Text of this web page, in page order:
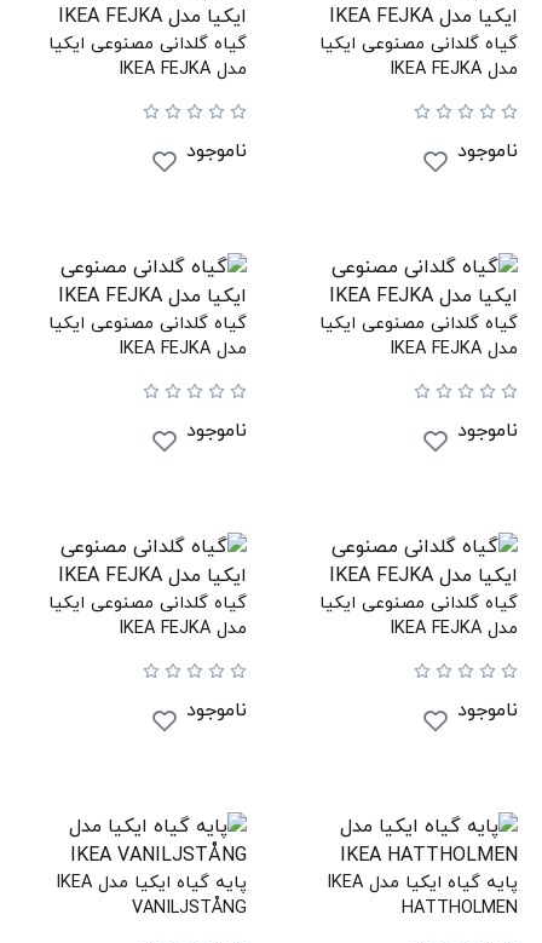
گیاه گلدانی مصنوعی ایکیا
مدل IKEA FEJKA
ناموجود
گیاه گلدانی مصنوعی ایکیا
مدل IKEA FEJKA
ناموجود
گیاه گلدانی مصنوعی ایکیا
مدل IKEA FEJKA
ناموجود
گیاه گلدانی مصنوعی ایکیا
مدل IKEA FEJKA
ناموجود
گیاه گلدانی مصنوعی ایکیا
مدل IKEA FEJKA
ناموجود
گیاه گلدانی مصنوعی ایکیا
مدل IKEA FEJKA
ناموجود
پایه گیاه ایکیا مدل IKEA
HATTHOLMEN
پایه گیاه ایکیا مدل IKEA
VANILJSTÅNG